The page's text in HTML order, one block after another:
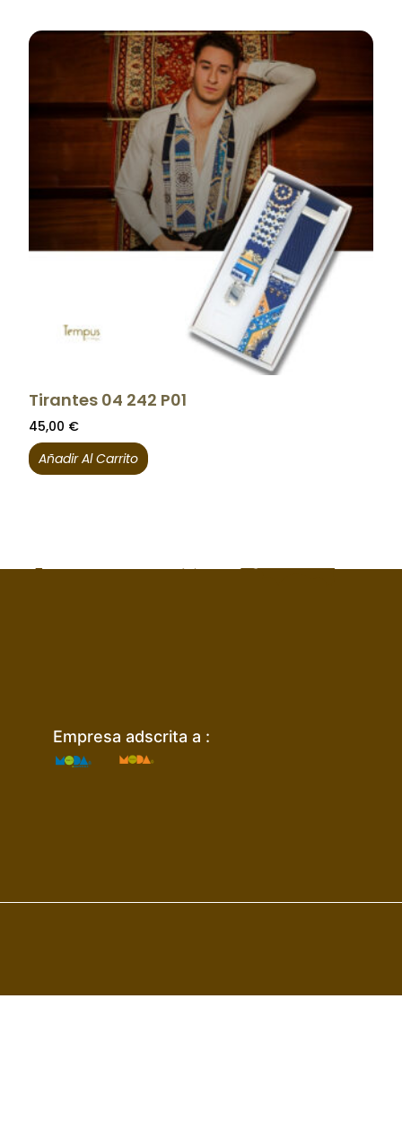
Tirantes 04 242 P01
45,00 €
Añadir Al Carrito
Empresa adscrita a :